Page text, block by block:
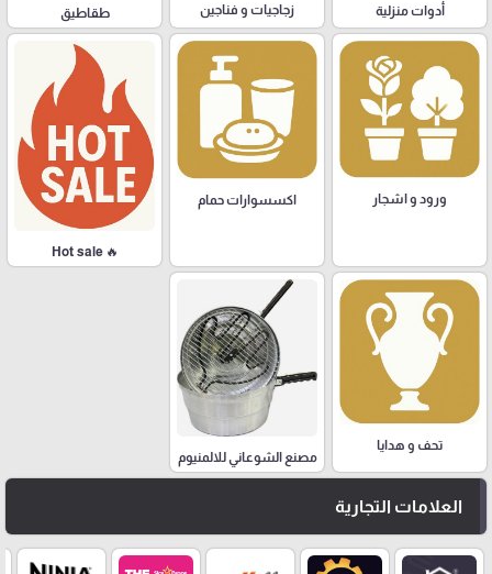
أدوات منزلية زجاجيات و فناجين طقاطيق
ورود و اشجار اكسسوارات حمام
🔥 Hot sale
تحف و هدايا
مصنع الشوعاني للالمنيوم
العلامات التجارية